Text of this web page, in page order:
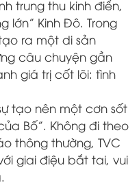
trung thu kinh điển,
lớn” Kinh Đô. Trong
ra một di sản
câu chuyện gần
giá trị cốt lõi: tình
tạo nên một cơn sốt
Bố”. Không đi theo
thông thường, TVC
giai điệu bắt tai, vui